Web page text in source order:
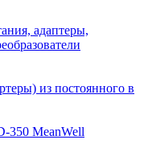
адаптеры,
из постоянного в
350 MeanWell